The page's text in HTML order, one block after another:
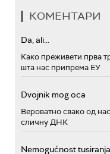
КОМЕНТАРИ
Da, ali...
Како преживети прва
шта нас припрема ЕУ
Dvojnik mog oca
Вероватно свако од
сличну ДНК
Nemogućnost tusiranja